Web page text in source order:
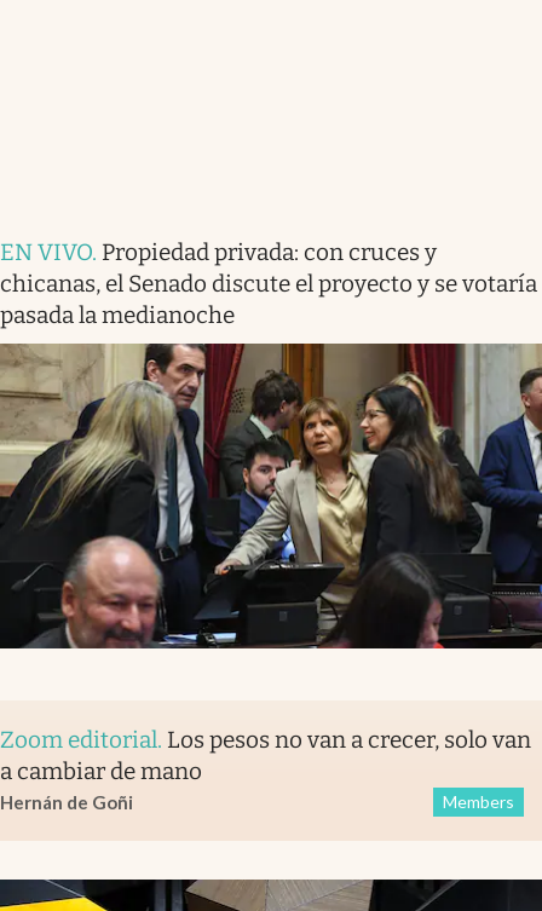
EN VIVO. Propiedad privada: con cruces y
chicanas, el Senado discute el proyecto y se votaría
pasada la medianoche
Zoom editorial. Los pesos no van a crecer, solo van
a cambiar de mano
Hernán de Goñi Members